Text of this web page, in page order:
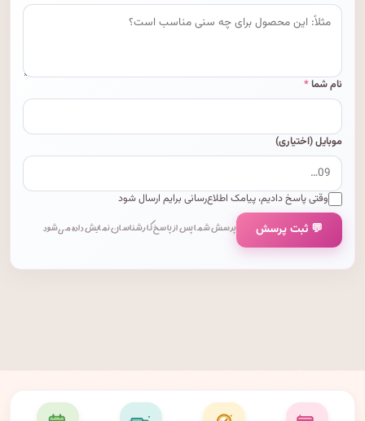
نام شما*
موبایل (اختیاری)
وقتی پاسخ دادیم، پیامک اطلاع‌رسانی برایم ارسال شود
💬 ثبت پرسش پرسش شما پس از پاسخ کارشناسان نمایش داده می‌شود.